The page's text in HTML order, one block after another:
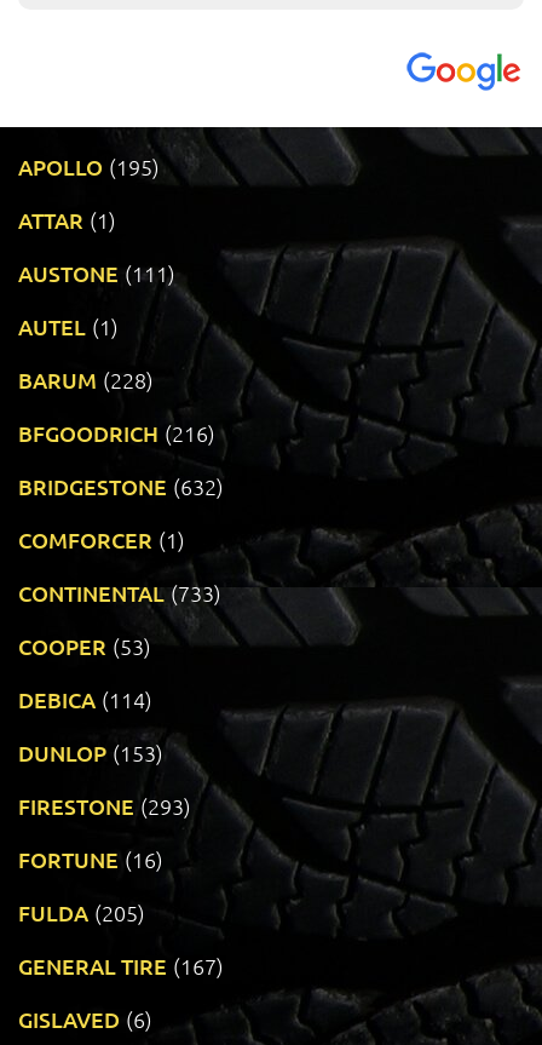
APOLLO (195)
ATTAR (1)
AUSTONE (111)
AUTEL (1)
BARUM (228)
BFGOODRICH (216)
BRIDGESTONE (632)
COMFORCER (1)
CONTINENTAL (733)
COOPER (53)
DEBICA (114)
DUNLOP (153)
FIRESTONE (293)
FORTUNE (16)
FULDA (205)
GENERAL TIRE (167)
GISLAVED (6)